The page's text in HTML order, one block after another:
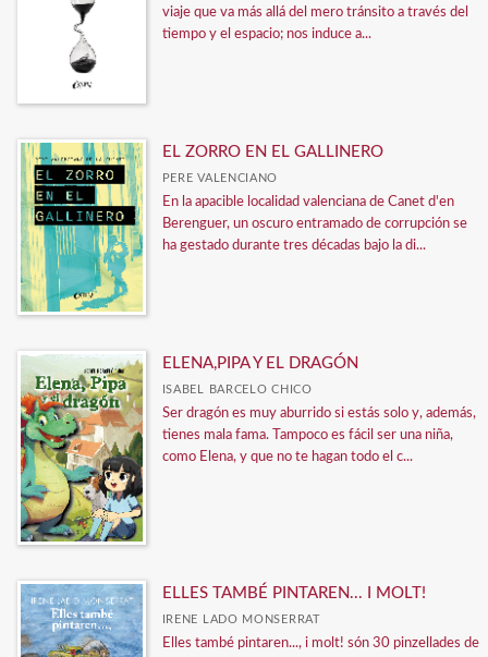
viaje que va más allá del mero tránsito a través del
tiempo y el espacio; nos induce a...
EL ZORRO EN EL GALLINERO
PERE VALENCIANO
En la apacible localidad valenciana de Canet d'en
Berenguer, un oscuro entramado de corrupción se
ha gestado durante tres décadas bajo la di...
ELENA,PIPA Y EL DRAGÓN
ISABEL BARCELO CHICO
Ser dragón es muy aburrido si estás solo y, además,
tienes mala fama. Tampoco es fácil ser una niña,
como Elena, y que no te hagan todo el c...
ELLES TAMBÉ PINTAREN... I MOLT!
IRENE LADO MONSERRAT
Elles també pintaren..., i molt! són 30 pinzellades de